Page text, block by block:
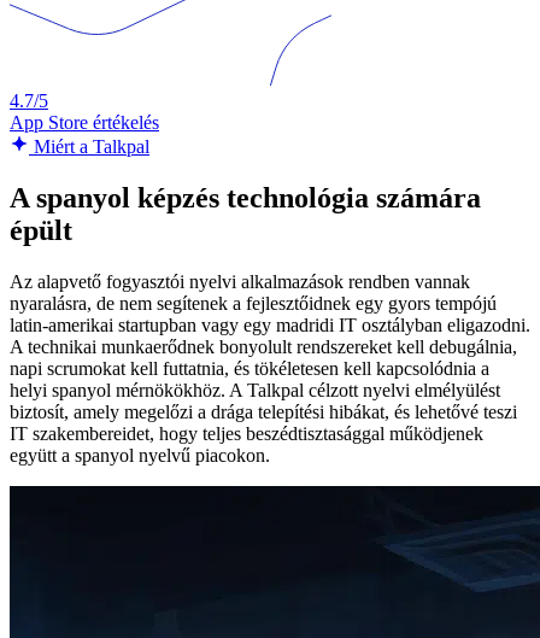
4.7/5
App Store értékelés
Miért a Talkpal
A spanyol képzés technológia számára
épült
Az alapvető fogyasztói nyelvi alkalmazások rendben vannak
nyaralásra, de nem segítenek a fejlesztőidnek egy gyors tempójú
latin-amerikai startupban vagy egy madridi IT osztályban eligazodni.
A technikai munkaerődnek bonyolult rendszereket kell debugálnia,
napi scrumokat kell futtatnia, és tökéletesen kell kapcsolódnia a
helyi spanyol mérnökökhöz. A Talkpal célzott nyelvi elmélyülést
biztosít, amely megelőzi a drága telepítési hibákat, és lehetővé teszi
IT szakembereidet, hogy teljes beszédtisztasággal működjenek
együtt a spanyol nyelvű piacokon.